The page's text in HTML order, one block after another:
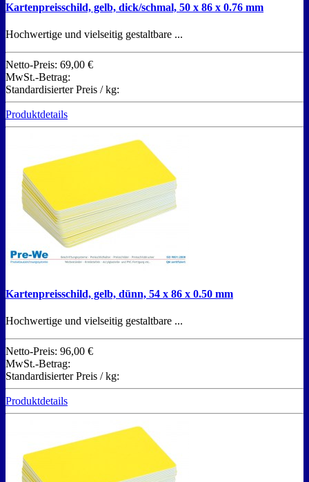
Kartenpreisschild, gelb, dick/schmal, 50 x 86 x 0.76 mm
Hochwertige und vielseitig gestaltbare ...
Netto-Preis: 69,00 €
MwSt.-Betrag:
Standardisierter Preis / kg:
Produktdetails
Kartenpreisschild, gelb, dünn, 54 x 86 x 0.50 mm
Hochwertige und vielseitig gestaltbare ...
Netto-Preis: 96,00 €
MwSt.-Betrag:
Standardisierter Preis / kg:
Produktdetails